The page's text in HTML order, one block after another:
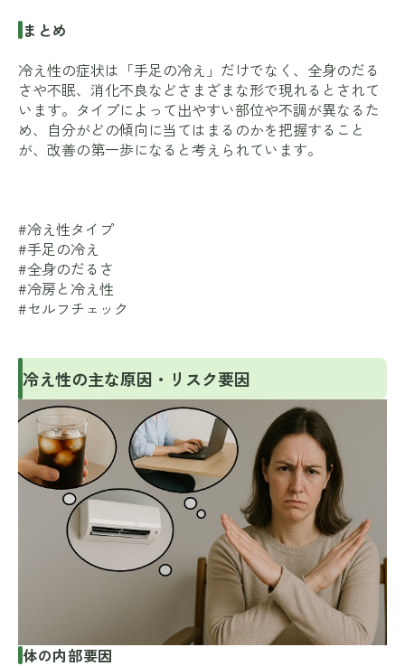
まとめ
冷え性の症状は「手足の冷え」だけでなく、全身のだる
さや不眠、消化不良などさまざまな形で現れるとされて
います。タイプによって出やすい部位や不調が異なるた
め、自分がどの傾向に当てはまるのかを把握すること
が、改善の第一歩になると考えられています。
#冷え性タイプ
#手足の冷え
#全身のだるさ
#冷房と冷え性
#セルフチェック
冷え性の主な原因・リスク要因
体の内部要因